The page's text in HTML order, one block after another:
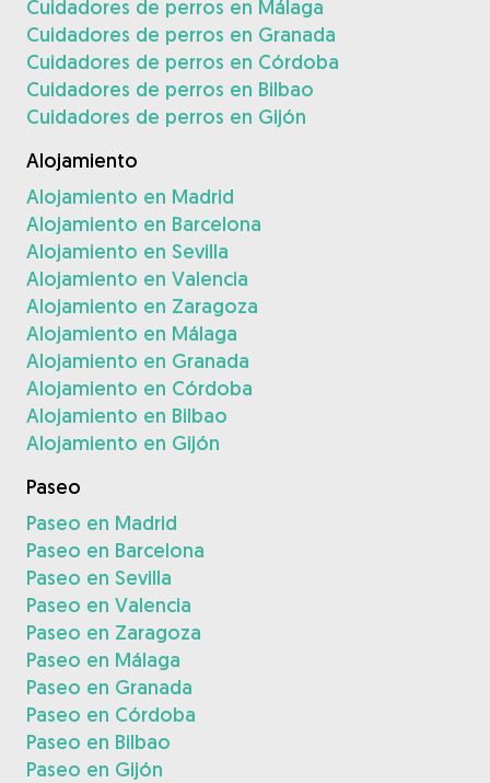
Cuidadores de perros en Málaga
Cuidadores de perros en Granada
Cuidadores de perros en Córdoba
Cuidadores de perros en Bilbao
Cuidadores de perros en Gijón
Alojamiento
Alojamiento en Madrid
Alojamiento en Barcelona
Alojamiento en Sevilla
Alojamiento en Valencia
Alojamiento en Zaragoza
Alojamiento en Málaga
Alojamiento en Granada
Alojamiento en Córdoba
Alojamiento en Bilbao
Alojamiento en Gijón
Paseo
Paseo en Madrid
Paseo en Barcelona
Paseo en Sevilla
Paseo en Valencia
Paseo en Zaragoza
Paseo en Málaga
Paseo en Granada
Paseo en Córdoba
Paseo en Bilbao
Paseo en Gijón